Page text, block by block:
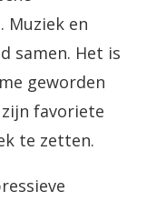
Muziek en
samen. Het is
geworden
favoriete
te zetten.